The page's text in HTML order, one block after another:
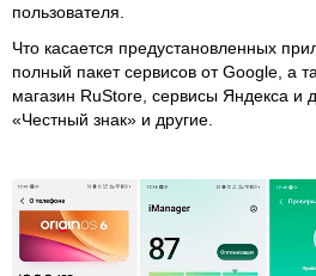
пользователя.
Что касается предустановленных
полный пакет сервисов от Google, а
магазин RuStore, сервисы Яндекса и
«Честный знак» и другие.